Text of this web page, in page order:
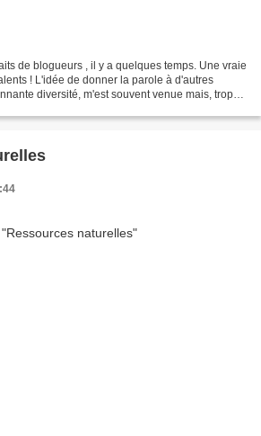
de blogueurs , il y a quelques temps. Une vraie
! L'idée de donner la parole à d'autres
diversité, m'est souvent venue mais, trop